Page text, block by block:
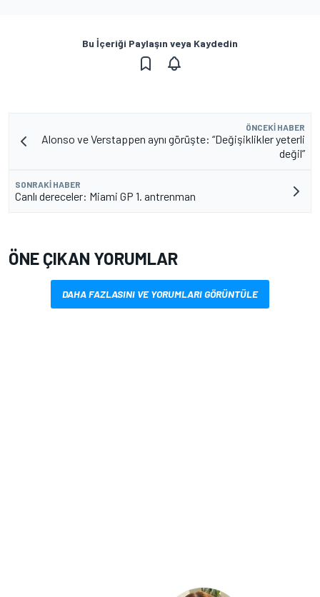
Bu İçeriği Paylaşın veya Kaydedin
ÖNCEKI HABER
Alonso ve Verstappen aynı görüşte: “Değişiklikler yeterli
değil”
SONRAKI HABER
Canlı dereceler: Miami GP 1. antrenman
ÖNE ÇIKAN YORUMLAR
DAHA FAZLASINI VE YORUMLARI GÖRÜNTÜLE